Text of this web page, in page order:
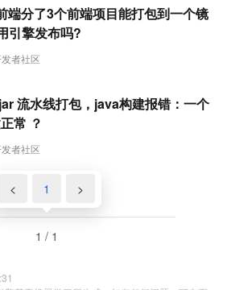
者社区
端分了3个前端项目能打包到一个镜
引擎发布吗?
者社区
流水线打包，java构建报错：一个
常 ？
< 1 >
1 / 1